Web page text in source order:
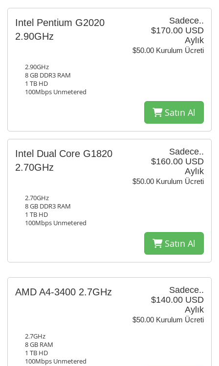
Sadece..
$170.00 USD
Aylık
$50.00 Kurulum Ücreti
Intel Pentium G2020
2.90GHz
2.90GHz
8 GB DDR3 RAM
1 TB HD
100Mbps Unmetered
Satın Al
Sadece..
$160.00 USD
Aylık
$50.00 Kurulum Ücreti
Intel Dual Core G1820
2.70GHz
2.70GHz
8 GB DDR3 RAM
1 TB HD
100Mbps Unmetered
Satın Al
Sadece..
$140.00 USD
Aylık
$50.00 Kurulum Ücreti
AMD A4-3400 2.7GHz
2.7GHz
8 GB RAM
1 TB HD
100Mbps Unmetered